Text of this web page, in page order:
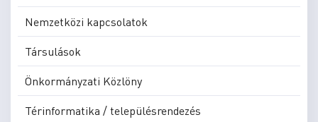
Nemzetközi kapcsolatok
Társulások
Önkormányzati Közlöny
Térinformatika / településrendezés